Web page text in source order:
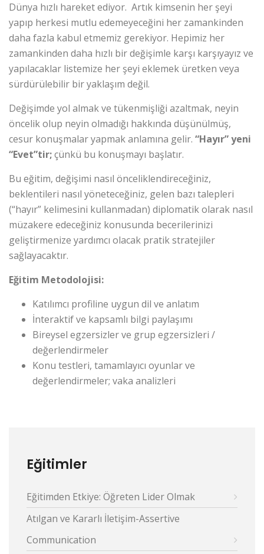
Dünya hızlı hareket ediyor. Artık kimsenin her şeyi
yapıp herkesi mutlu edemeyeceğini her zamankinden
daha fazla kabul etmemiz gerekiyor. Hepimiz her
zamankinden daha hızlı bir değişimle karşı karşıyayız ve
yapılacaklar listemize her şeyi eklemek üretken veya
sürdürülebilir bir yaklaşım değil.
Değişimde yol almak ve tükenmişliği azaltmak, neyin
öncelik olup neyin olmadığı hakkında düşünülmüş,
cesur konuşmalar yapmak anlamına gelir. “Hayır” yeni
“Evet”tir;çünkü bu konuşmayı başlatır.
Bu eğitim, değişimi nasıl önceliklendireceğiniz,
beklentileri nasıl yöneteceğiniz, gelen bazı talepleri
(“hayır” kelimesini kullanmadan) diplomatik olarak nasıl
müzakere edeceğiniz konusunda becerilerinizi
geliştirmenize yardımcı olacak pratik stratejiler
sağlayacaktır.
Eğitim Metodolojisi:
Katılımcı profiline uygun dil ve anlatım
İnteraktif ve kapsamlı bilgi paylaşımı
Bireysel egzersizler ve grup egzersizleri /
değerlendirmeler
Konu testleri, tamamlayıcı oyunlar ve
değerlendirmeler; vaka analizleri
Eğitimler
Eğitimden Etkiye: Öğreten Lider Olmak
Atılgan ve Kararlı İletişim-Assertive
Communication